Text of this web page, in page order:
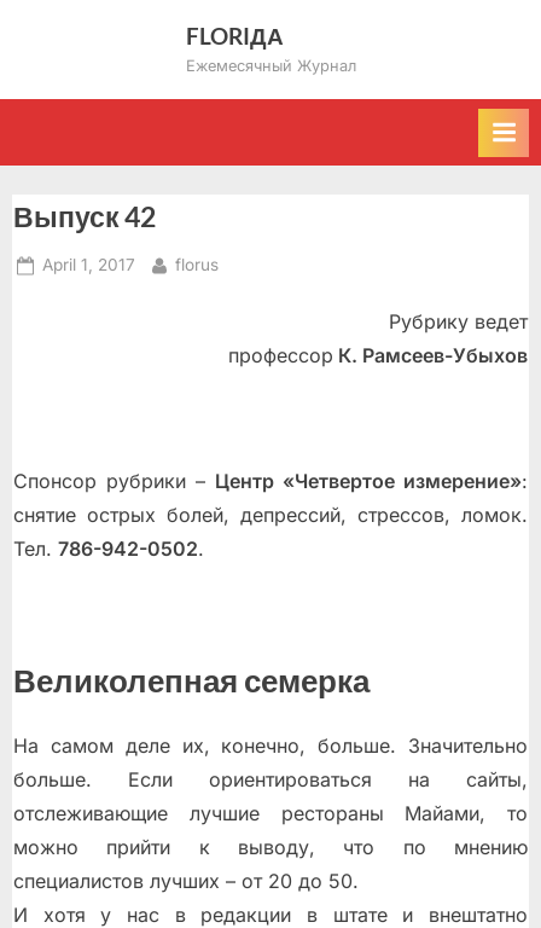
FLORIДА
Ежемесячный Журнал
Выпуск 42
Posted
April 1, 2017 By
florus
Рубрику ведет
профессор К. Рамсеев-Убыхов
Спонсор рубрики – Центр «Четвертое измерение»:
снятие острых болей, депрессий, стрессов, ломок.
Тел. 786-942-0502.
Великолепная семерка
На самом деле их, конечно, больше. Значительно
больше. Если ориентироваться на сайты,
отслеживающие лучшие рестораны Майами, то
можно прийти к выводу, что по мнению
специалистов лучших – от 20 до 50.
И хотя у нас в редакции в штате и внештатно